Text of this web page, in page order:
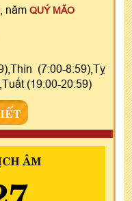
, năm QUÝ MÃO
(7:00-8:59),Tỵ
(19:00-20:59)
ÂM